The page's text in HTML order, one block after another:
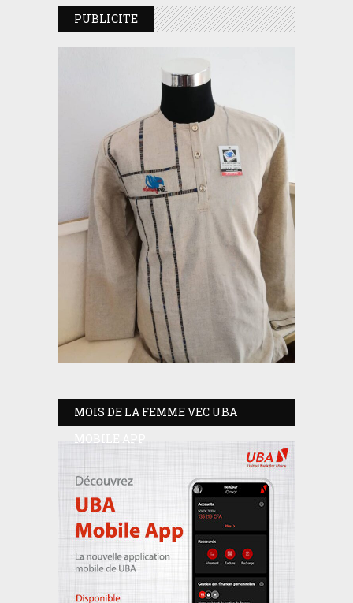
PUBLICITE
MOIS DE LA FEMME VEC UBA
MOBILE APP